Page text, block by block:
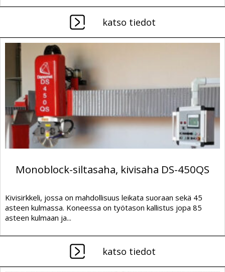
katso tiedot
Monoblock-siltasaha, kivisaha DS-450QS
Kivisirkkeli, jossa on mahdollisuus leikata suoraan sekä 45
asteen kulmassa. Koneessa on työtason kallistus jopa 85
asteen kulmaan ja...
katso tiedot